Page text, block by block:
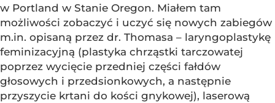
w Portland w Stanie Oregon. Miałem tam
możliwości zobaczyć i uczyć się nowych zabiegów
m.in. opisaną przez dr. Thomasa – laryngoplastykę
feminizacyjną (plastyka chrząstki tarczowatej
poprzez wycięcie przedniej części fałdów
głosowych i przedsionkowych, a następnie
przyszycie krtani do kości gnykowej), laserową